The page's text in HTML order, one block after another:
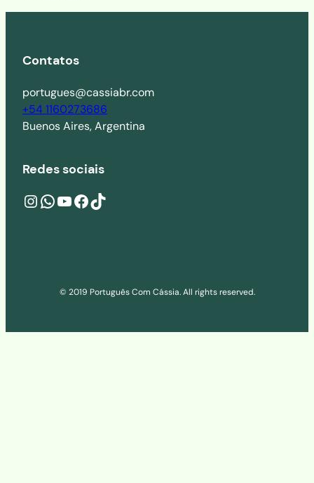
Contatos
portugues@cassiabr.com
+54 1160273686
Buenos Aires, Argentina
Redes sociais
Instagramwa.me/541160273686 YouTube Facebook TikTok
© 2019 Português Com Cássia. All rights reserved.